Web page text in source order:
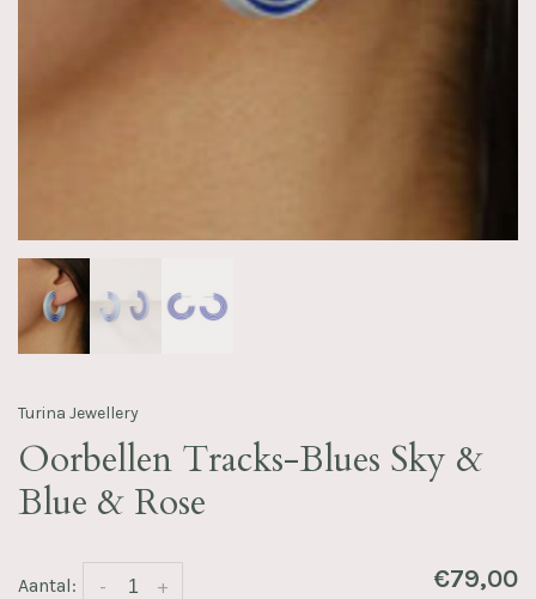
Turina Jewellery
Oorbellen Tracks-Blues Sky &
Blue & Rose
Aantal: +
- €79,00